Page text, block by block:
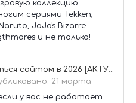
коллекцию
сериями Tekken,
JoJo's Bizarre
и не только!
Гайд как пользоваться сайтом в 2026 [АКТУАЛЬНО✅]
21 марта
у вас не работает